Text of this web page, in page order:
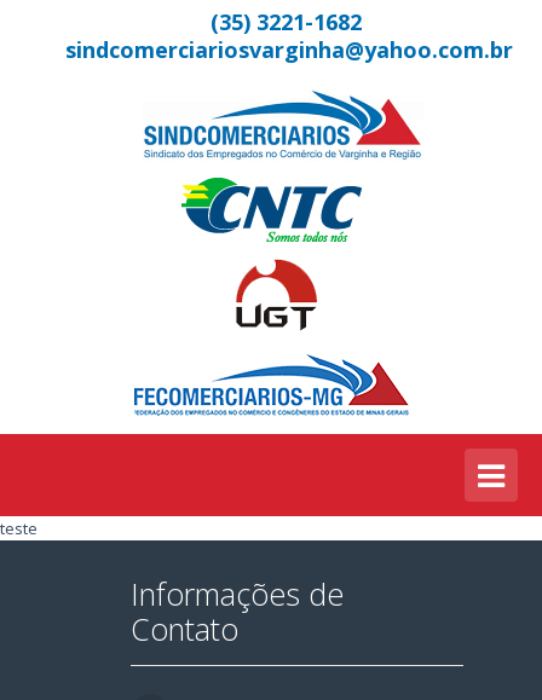
(35) 3221-1682
sindcomerciariosvarginha@yahoo.com.br
teste
Informações de
Contato